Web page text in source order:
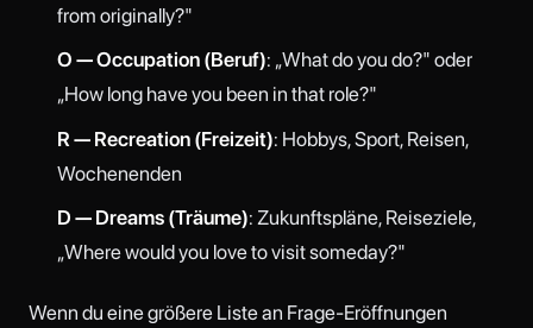
from originally?"
O — Occupation (Beruf): „What do you do?" oder
„How long have you been in that role?"
R — Recreation (Freizeit): Hobbys, Sport, Reisen,
Wochenenden
D — Dreams (Träume): Zukunftspläne, Reiseziele,
„Where would you love to visit someday?"
Wenn du eine größere Liste an Frage-Eröffnungen